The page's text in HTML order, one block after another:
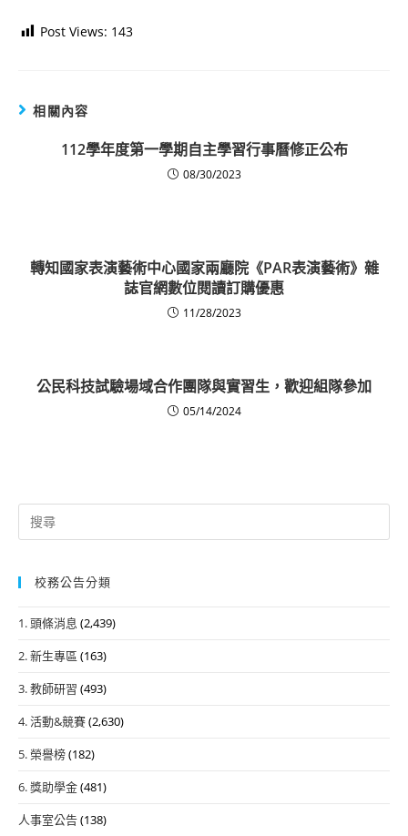
Post Views: 143
相關內容
112學年度第一學期自主學習行事曆修正公布
08/30/2023
轉知國家表演藝術中心國家兩廳院《PAR表演藝術》雜
誌官網數位閱讀訂購優惠
11/28/2023
公民科技試驗場域合作團隊與實習生，歡迎組隊參加
05/14/2024
Search
for:
校務公告分類
1. 頭條消息 (2,439)
2. 新生專區 (163)
3. 教師研習 (493)
4. 活動&競賽(2,630)
5. 榮譽榜(182)
6. 獎助學金(481)
人事室公告(138)